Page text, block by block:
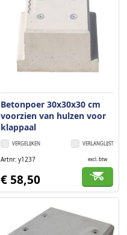
Betonpoer 30x30x30 cm
voorzien van hulzen voor
klappaal
VERLANGLIJST
VERGELIJKEN
Artnr y1237 excl. btw
€ 58,50